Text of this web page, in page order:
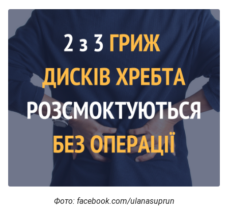
Фото: facebook.com/ulanasuprun